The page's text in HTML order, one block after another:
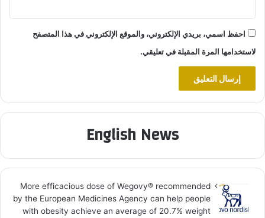
احفظ اسمي، بريدي الإلكتروني، والموقع الإلكتروني في هذا المتصفح
لاستخدامها المرة المقبلة في تعليقي.
English News
More efficacious dose of Wegovy®️ recommended
by the European Medicines Agency can help people
with obesity achieve an average of 20.7% weight